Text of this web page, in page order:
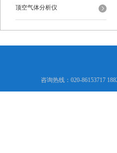
顶空气体分析仪
咨询热线：020-86153717